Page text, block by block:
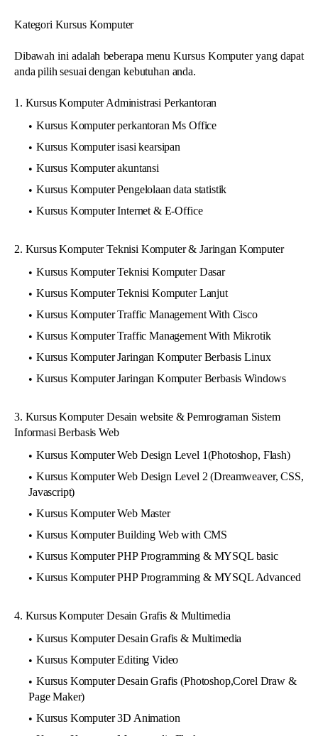
Kategori Kursus Komputer
Dibawah ini adalah beberapa menu Kursus Komputer yang dapat
anda pilih sesuai dengan kebutuhan anda.
1. Kursus Komputer Administrasi Perkantoran
Kursus Komputer perkantoran Ms Office
Kursus Komputer isasi kearsipan
Kursus Komputer akuntansi
Kursus Komputer Pengelolaan data statistik
Kursus Komputer Internet & E-Office
2. Kursus Komputer Teknisi Komputer & Jaringan Komputer
Kursus Komputer Teknisi Komputer Dasar
Kursus Komputer Teknisi Komputer Lanjut
Kursus Komputer Traffic Management With Cisco
Kursus Komputer Traffic Management With Mikrotik
Kursus Komputer Jaringan Komputer Berbasis Linux
Kursus Komputer Jaringan Komputer Berbasis Windows
3. Kursus Komputer Desain website & Pemrograman Sistem
Informasi Berbasis Web
Kursus Komputer Web Design Level 1(Photoshop, Flash)
Kursus Komputer Web Design Level 2 (Dreamweaver, CSS,
Javascript)
Kursus Komputer Web Master
Kursus Komputer Building Web with CMS
Kursus Komputer PHP Programming & MYSQL basic
Kursus Komputer PHP Programming & MYSQL Advanced
4. Kursus Komputer Desain Grafis & Multimedia
Kursus Komputer Desain Grafis & Multimedia
Kursus Komputer Editing Video
Kursus Komputer Desain Grafis (Photoshop,Corel Draw &
Page Maker)
Kursus Komputer 3D Animation